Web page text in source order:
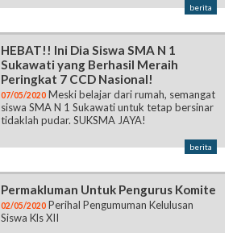
berita
HEBAT!! Ini Dia Siswa SMA N 1
Sukawati yang Berhasil Meraih
Peringkat 7 CCD Nasional!
07/05/2020 Meski belajar dari rumah, semangat
siswa SMA N 1 Sukawati untuk tetap bersinar
tidaklah pudar. SUKSMA JAYA!
berita
Permakluman Untuk Pengurus Komite
02/05/2020 Perihal Pengumuman Kelulusan
Siswa Kls XII